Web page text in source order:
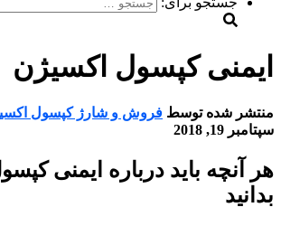
ایمنی کپسول اکسیژن
منتشر شده توسط فروش و شارژ کپسول
سپتامبر 19, 2018
هر آنچه باید درباره ایمنی
بدانید